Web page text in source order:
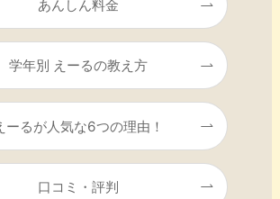
あんしん料金
学年別 えーるの教え方
ーるが人気な6つの理由！
口コミ・評判